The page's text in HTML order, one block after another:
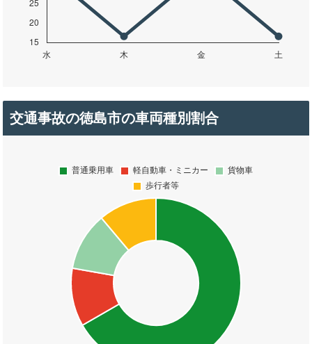
交通事故の徳島市の車両種別割合